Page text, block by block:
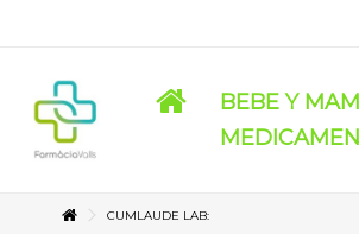
BEBE Y
CUMLAUDE LAB: